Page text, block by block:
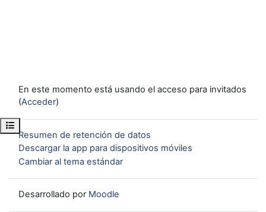
Abrir índice del curso
En este momento está usando el acceso para invitados
(Acceder)
Resumen de retención de datos
Descargar la app para dispositivos móviles
Cambiar al tema estándar
Desarrollado por Moodle